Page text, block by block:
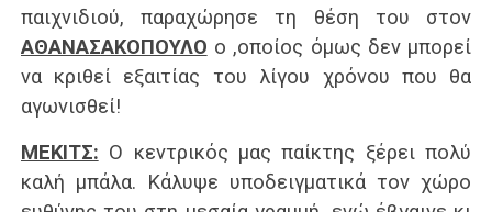
παιχνιδιού, παραχώρησε τη θέση του στον
ΑΘΑΝΑΣΑΚΟΠΟΥΛΟ ο ,οποίος όμως δεν μπορεί
να κριθεί εξαιτίας του λίγου χρόνου που θα
αγωνισθεί!
ΜΕΚΙΤΣ: Ο κεντρικός μας παίκτης ξέρει πολύ
καλή μπάλα. Κάλυψε υποδειγματικά τον χώρο